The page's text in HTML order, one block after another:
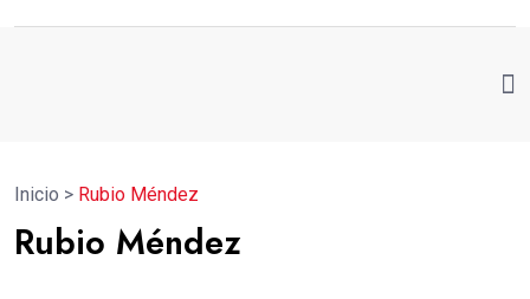
Inicio > Rubio Méndez
Rubio Méndez